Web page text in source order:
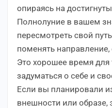
опираясь на
Полнолуние в вашем
пересмотреть свой
поменять
Это хорошее время для
задуматься о себе и
Если вы планировали
внешности или образе,